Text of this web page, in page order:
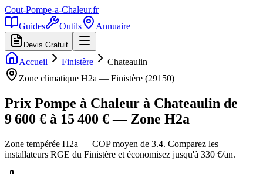
Cout-Pompe-a-Chaleur.fr
Guides
Outils Annuaire
Devis Gratuit
Accueil Finistère
Chateaulin
Zone climatique H2a — Finistère (29150)
Prix Pompe à Chaleur à Chateaulin de
9 600 € à 15 400 € — Zone H2a
Zone tempérée H2a — COP moyen de 3.4. Comparez les
installateurs RGE du Finistère et économisez jusqu'à 330 €/an.